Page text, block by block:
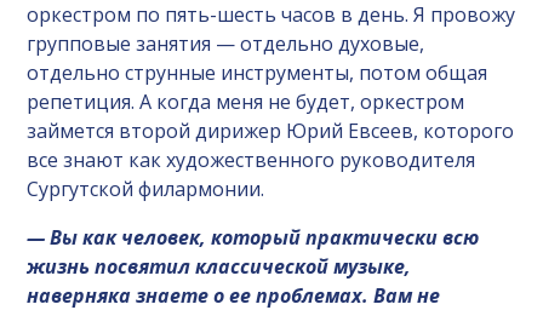
оркестром по пять-шесть часов в день. Я провожу
групповые занятия — отдельно духовые,
отдельно струнные инструменты, потом общая
репетиция. А когда меня не будет, оркестром
займется второй дирижер Юрий Евсеев, которого
все знают как художественного руководителя
Сургутской филармонии.
— Вы как человек, который практически всю
жизнь посвятил классической музыке,
наверняка знаете о ее проблемах. Вам не